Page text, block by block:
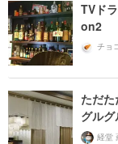
TVド
on2
チョ
ただ
グルグ
経堂